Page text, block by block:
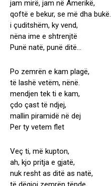
jam mirë, jam në Amerikë,
qoftë e bekur, se më dha bukë.
i çuditshëm, ky vend,
nëna ime e shtrenjtë
Punë natë, punë ditë…
Po zemrën e kam plagë,
të lashë vetëm, nënë.
mendjen tek ti e kam,
çdo çast të ndjej,
mallin piramidë në dej
Per ty vetem flet
Veç ti, më kupton,
ah, kjo pritja e gjatë,
nuk resht as ditë as natë,